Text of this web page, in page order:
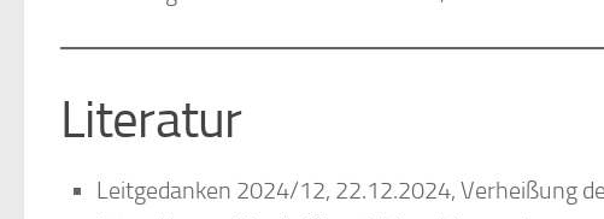
Literatur
Leitgedanken 2024/12, 22.12.2024, Verheißung